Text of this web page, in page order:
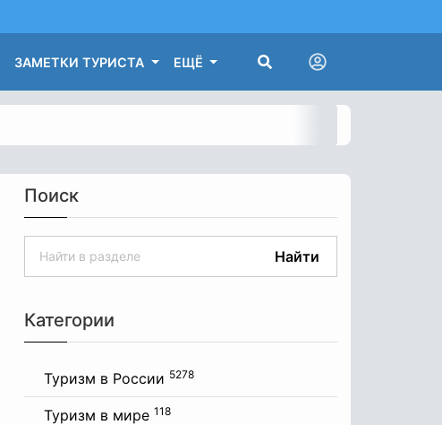
ЗАМЕТКИ ТУРИСТА ЕЩЁ
Поиск
Найти
Категории
Туризм в России 5278
Туризм в мире 118